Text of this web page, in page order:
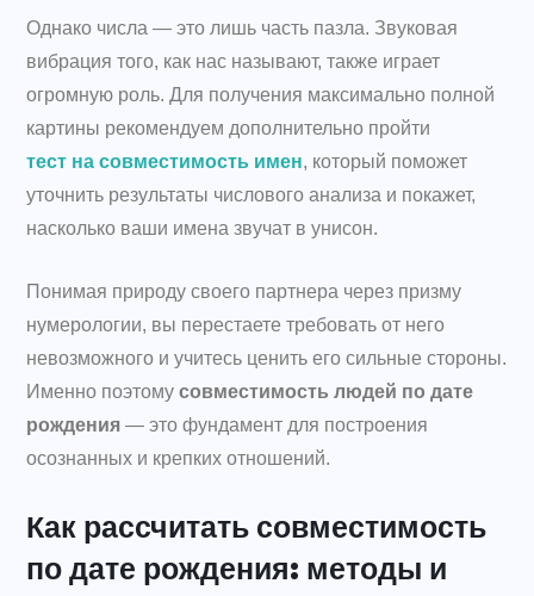
Однако числа — это лишь часть пазла. Звуковая
вибрация того, как нас называют, также играет
огромную роль. Для получения максимально полной
картины рекомендуем дополнительно пройти
тест на совместимость имен, который поможет
уточнить результаты числового анализа и покажет,
насколько ваши имена звучат в унисон.
Понимая природу своего партнера через призму
нумерологии, вы перестаете требовать от него
невозможного и учитесь ценить его сильные стороны.
Именно поэтому совместимость людей по дате
рождения — это фундамент для построения
осознанных и крепких отношений.
Как рассчитать совместимость
по дате рождения: методы и